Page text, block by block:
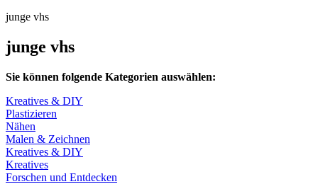
junge vhs
junge vhs
Sie können folgende Kategorien auswählen:
Kreatives & DIY
Plastizieren
Nähen
Malen & Zeichnen
Kreatives & DIY
Kreatives
Forschen und Entdecken